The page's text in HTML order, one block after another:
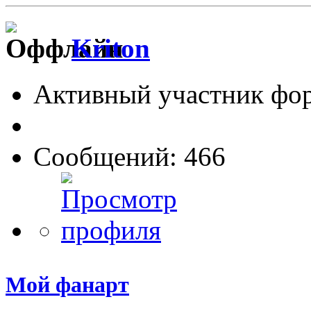
Kriton
Активный участник
Сообщений: 466
Мой фанарт